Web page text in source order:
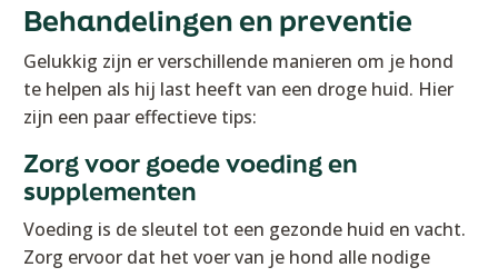
Behandelingen en preventie
Gelukkig zijn er verschillende manieren om je hond
te helpen als hij last heeft van een droge huid. Hier
zijn een paar effectieve tips:
Zorg voor goede voeding en
supplementen
Voeding is de sleutel tot een gezonde huid en vacht.
Zorg ervoor dat het voer van je hond alle nodige